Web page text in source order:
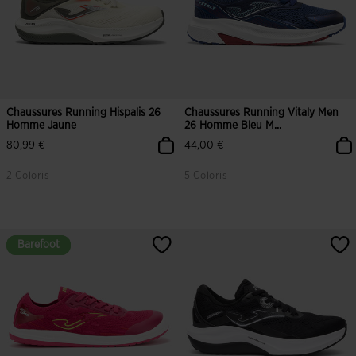
Chaussures Running Hispalis 26
Homme Jaune
80,99 €
2 Coloris
Chaussures Running Vitaly Men
26 Homme Bleu M...
44,00 €
5 Coloris
Barefoot
Barefoot